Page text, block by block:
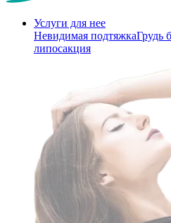
Услуги для нее
Невидимая подтяжкаГрудь
липосакция